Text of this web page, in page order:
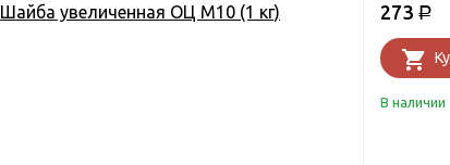
Шайба увеличенная ОЦ М10 (1 кг) 273 Р
В наличии